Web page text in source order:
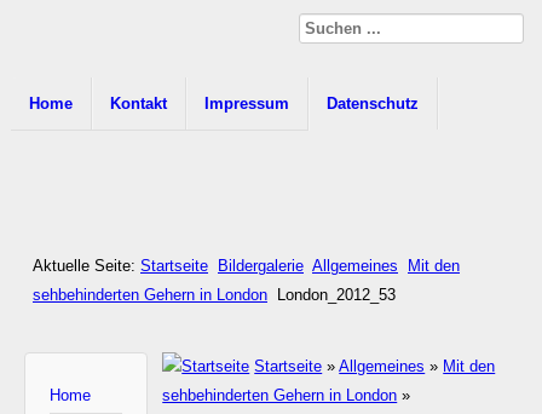
Home Kontakt Impressum Datenschutz
Aktuelle Seite: Startseite Bildergalerie Allgemeines
Mit den
sehbehinderten Gehern in London
London_2012_53
Home
Startseite »Allgemeines » Mit den
sehbehinderten Gehern in London »